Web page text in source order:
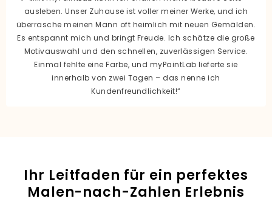
ausleben. Unser Zuhause ist voller meiner Werke, und ich
überrasche meinen Mann oft heimlich mit neuen Gemälden.
Es entspannt mich und bringt Freude. Ich schätze die große
Motivauswahl und den schnellen, zuverlässigen Service.
Einmal fehlte eine Farbe, und myPaintLab lieferte sie
innerhalb von zwei Tagen – das nenne ich
Kundenfreundlichkeit!“
Ihr Leitfaden für ein perfektes
Malen-nach-Zahlen Erlebnis